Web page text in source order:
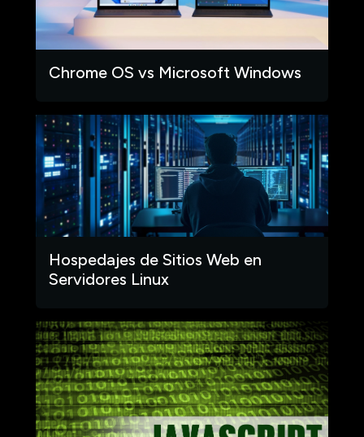
Chrome OS vs Microsoft Windows
Hospedajes de Sitios Web en
Servidores Linux